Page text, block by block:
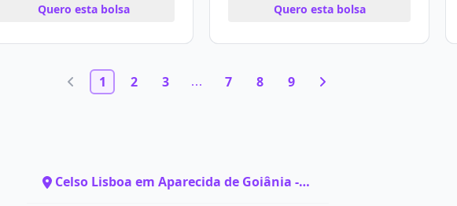
Quero esta bolsa
Quero esta bolsa
1 2 3 7 8 9
Celso Lisboa em Aparecida de Goiânia -